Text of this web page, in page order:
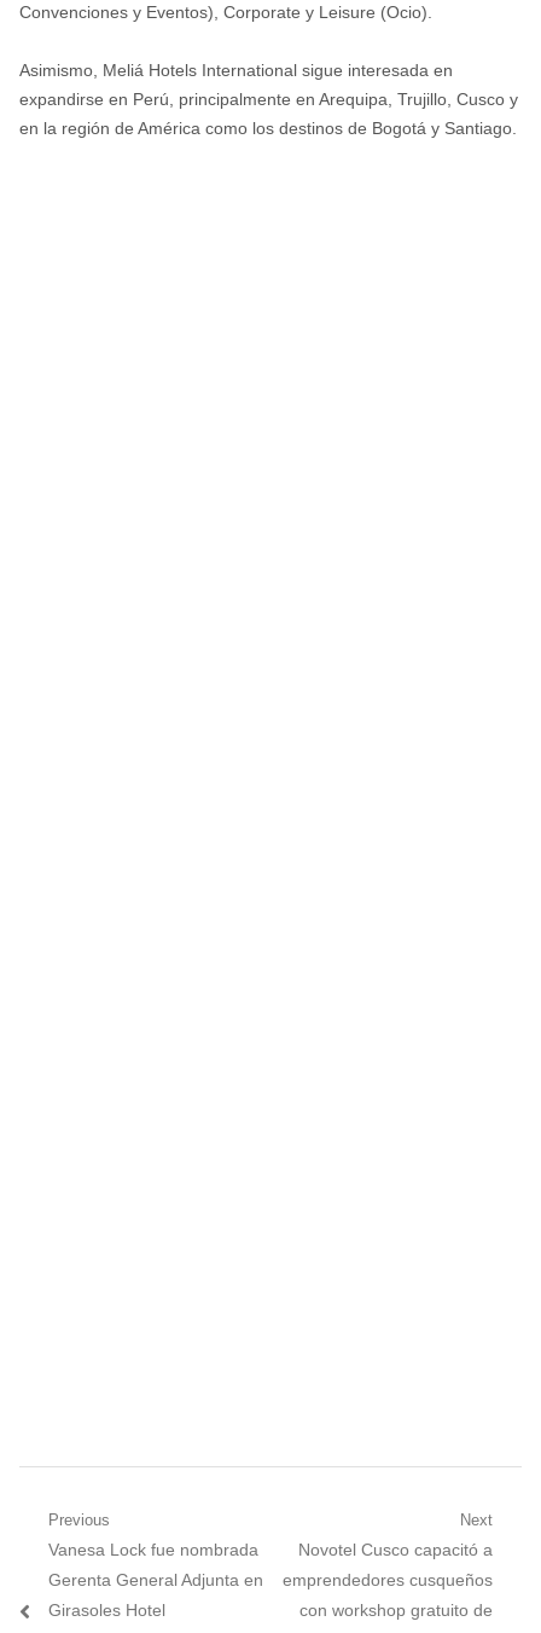
Convenciones y Eventos), Corporate y Leisure (Ocio).
Asimismo, Meliá Hotels International sigue interesada en
expandirse en Perú, principalmente en Arequipa, Trujillo, Cusco y
en la región de América como los destinos de Bogotá y Santiago.
Navegación
entradas
Previous
Previous
post:
Vanesa Lock fue nombrada
Gerenta General Adjunta en
Girasoles Hotel
Next
Next
post:
Novotel Cusco capacitó a
emprendedores cusqueños
con workshop gratuito de